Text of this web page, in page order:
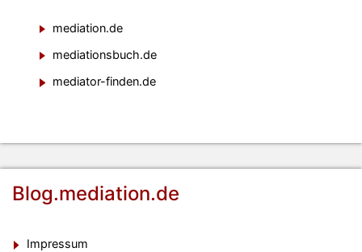
mediation.de
mediationsbuch.de
mediator-finden.de
Blog.mediation.de
Impressum